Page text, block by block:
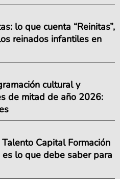
lo que cuenta “Reinitas”,
reinados infantiles en
cultural y
de mitad de año 2026:
Capital Formación
lo que debe saber para